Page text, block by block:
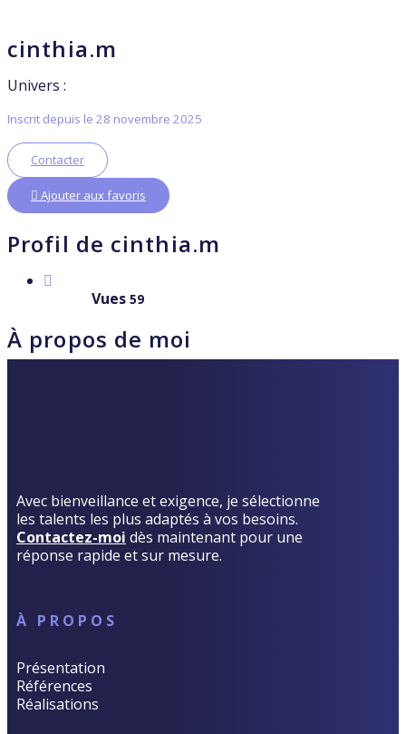
cinthia.m
Univers :
Inscrit depuis le 28 novembre 2025
Contacter
Ajouter aux favoris
Profil de cinthia.m
Vues 59
À propos de moi
Avec bienveillance et exigence, je sélectionne
les talents les plus adaptés à vos besoins.
Contactez-moi dès maintenant pour une
réponse rapide et sur mesure.
À PROPOS
Présentation
Références
Réalisations